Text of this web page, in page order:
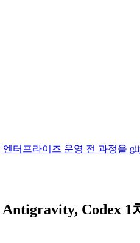
터프라이즈 운영 전 과정을
Codex 1